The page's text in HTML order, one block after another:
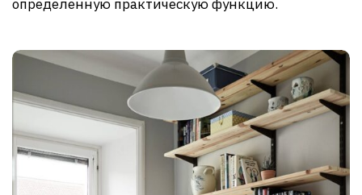
определенную практическую функцию.